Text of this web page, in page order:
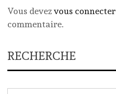
Vous devezvous connecter
commentaire.
RECHERCHE